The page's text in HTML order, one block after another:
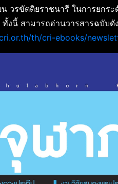
วรขัตติยราชนารี ในการยกร
งนี้ สามารถอ่านวารสารฉบับดั
th/cri-ebooks/